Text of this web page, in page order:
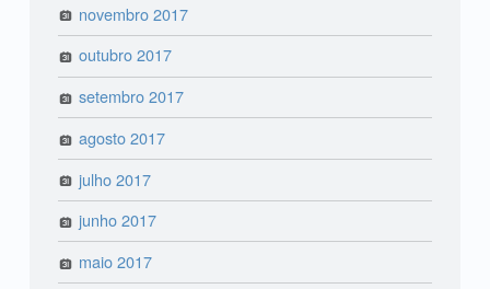
novembro 2017
outubro 2017
setembro 2017
agosto 2017
julho 2017
junho 2017
maio 2017